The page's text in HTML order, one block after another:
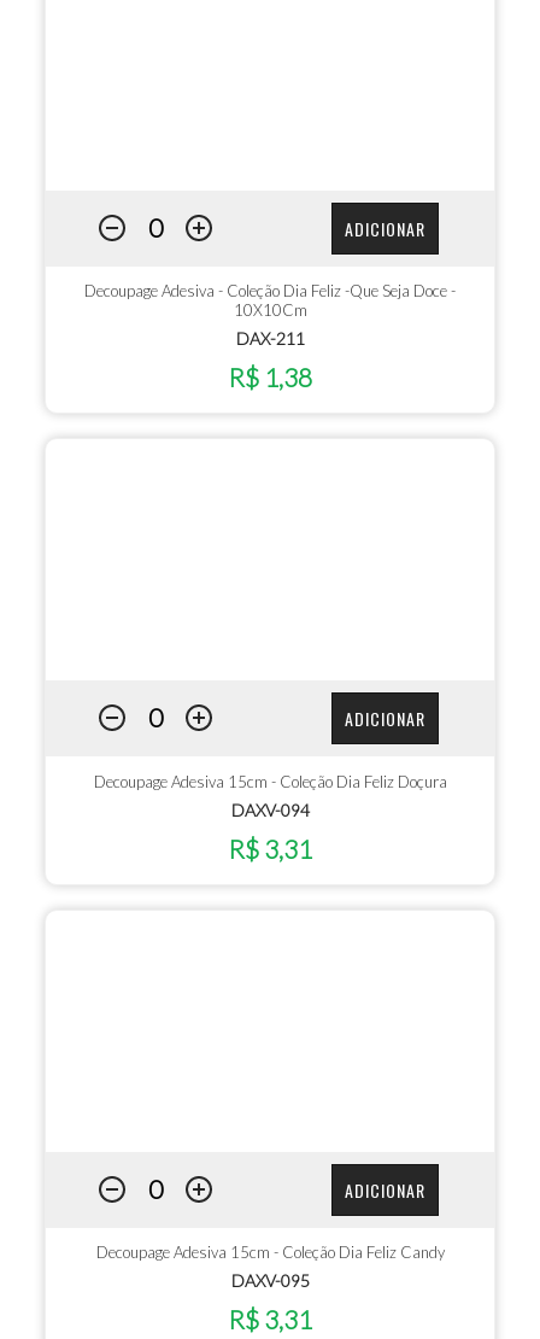
ADICIONAR
Decoupage Adesiva - Coleção Dia Feliz -Que Seja Doce -
10X10Cm
DAX-211
R$ 1,38
ADICIONAR
Decoupage Adesiva 15cm - Coleção Dia Feliz Doçura
DAXV-094
R$ 3,31
ADICIONAR
Decoupage Adesiva 15cm - Coleção Dia Feliz Candy
DAXV-095
R$ 3,31